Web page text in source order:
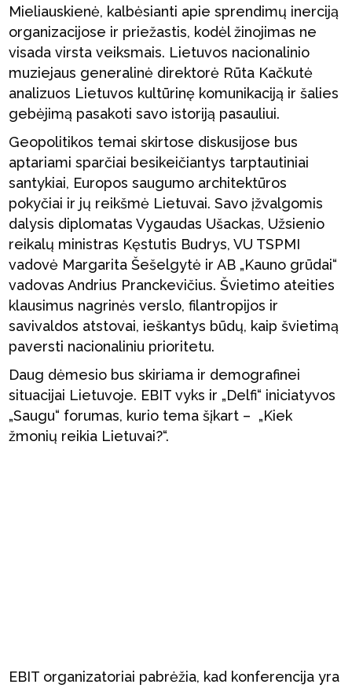
Mieliauskienė, kalbėsianti apie sprendimų inerciją
organizacijose ir priežastis, kodėl žinojimas ne
visada virsta veiksmais. Lietuvos nacionalinio
muziejaus generalinė direktorė Rūta Kačkutė
analizuos Lietuvos kultūrinę komunikaciją ir šalies
gebėjimą pasakoti savo istoriją pasauliui.
Geopolitikos temai skirtose diskusijose bus
aptariami sparčiai besikeičiantys tarptautiniai
santykiai, Europos saugumo architektūros
pokyčiai ir jų reikšmė Lietuvai. Savo įžvalgomis
dalysis diplomatas Vygaudas Ušackas, Užsienio
reikalų ministras Kęstutis Budrys, VU TSPMI
vadovė Margarita Šešelgytė ir AB „Kauno grūdai“
vadovas Andrius Pranckevičius. Švietimo ateities
klausimus nagrinės verslo, filantropijos ir
savivaldos atstovai, ieškantys būdų, kaip švietimą
paversti nacionaliniu prioritetu.
Daug dėmesio bus skiriama ir demografinei
situacijai Lietuvoje. EBIT vyks ir „Delfi“ iniciatyvos
„Saugu“ forumas, kurio tema šįkart – „Kiek
žmonių reikia Lietuvai?“.
EBIT organizatoriai pabrėžia, kad konferencija yra